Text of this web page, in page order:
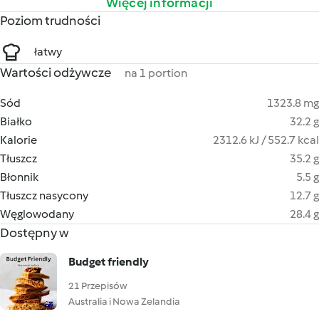
Poziom trudności
łatwy
Wartości odżywcze na 1 portion
Sód
1323.8 mg
Białko
32.2 g
Kalorie
2312.6 kJ / 552.7 kcal
Tłuszcz
35.2 g
Błonnik
5.5 g
Tłuszcz nasycony
12.7 g
Węglowodany
28.4 g
Dostępny w
Budget friendly
21 Przepisów
Australia i Nowa Zelandia